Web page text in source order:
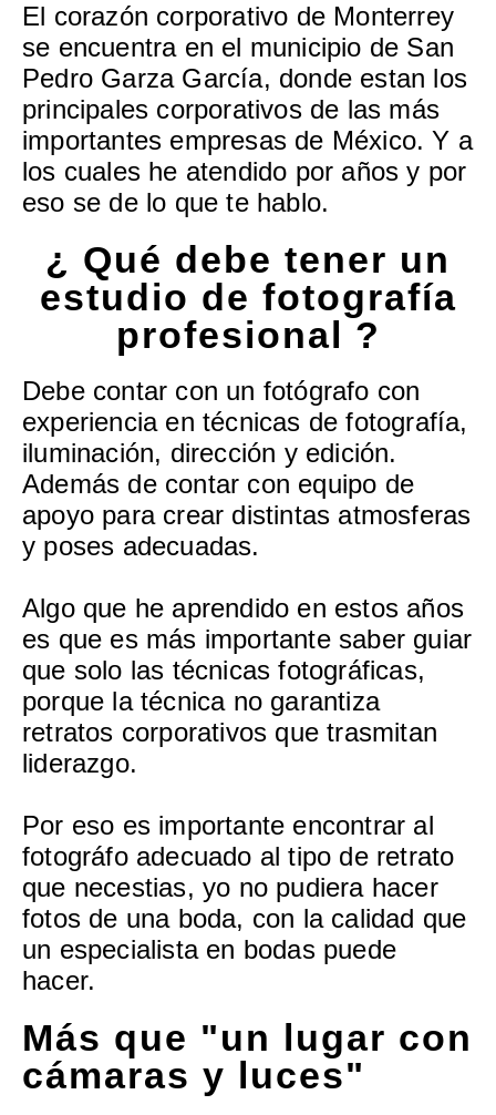
El corazón corporativo de Monterrey
se encuentra en el municipio de San
Pedro Garza García, donde estan los
principales corporativos de las más
importantes empresas de México. Y a
los cuales he atendido por años y por
eso se de lo que te hablo.
¿ Qué debe tener un
estudio de fotografía
profesional ?
Debe contar con un fotógrafo con
experiencia en técnicas de fotografía,
iluminación, dirección y edición.
Además de contar con equipo de
apoyo para crear distintas atmosferas
y poses adecuadas.
Algo que he aprendido en estos años
es que es más importante saber guiar
que solo las técnicas fotográficas,
porque la técnica no garantiza
retratos corporativos que trasmitan
liderazgo.
Por eso es importante encontrar al
fotográfo adecuado al tipo de retrato
que necestias, yo no pudiera hacer
fotos de una boda, con la calidad que
un especialista en bodas puede
hacer.
Más que "un lugar con
cámaras y luces"